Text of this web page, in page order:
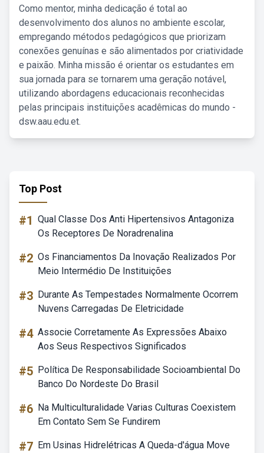
Como mentor, minha dedicação é total ao
desenvolvimento dos alunos no ambiente escolar,
empregando métodos pedagógicos que priorizam
conexões genuínas e são alimentados por criatividade
e paixão. Minha missão é orientar os estudantes em
sua jornada para se tornarem uma geração notável,
utilizando abordagens educacionais reconhecidas
pelas principais instituições acadêmicas do mundo -
dsw.aau.edu.et.
Top Post
#1 Qual Classe Dos Anti Hipertensivos Antagoniza
Os Receptores De Noradrenalina
#2 Os Financiamentos Da Inovação Realizados Por
Meio Intermédio De Instituições
#3 Durante As Tempestades Normalmente Ocorrem
Nuvens Carregadas De Eletricidade
#4 Associe Corretamente As Expressões Abaixo
Aos Seus Respectivos Significados
#5 Política De Responsabilidade Socioambiental Do
Banco Do Nordeste Do Brasil
#6 Na Multiculturalidade Varias Culturas Coexistem
Em Contato Sem Se Fundirem
#7 Em Usinas Hidrelétricas A Queda-d'água Move